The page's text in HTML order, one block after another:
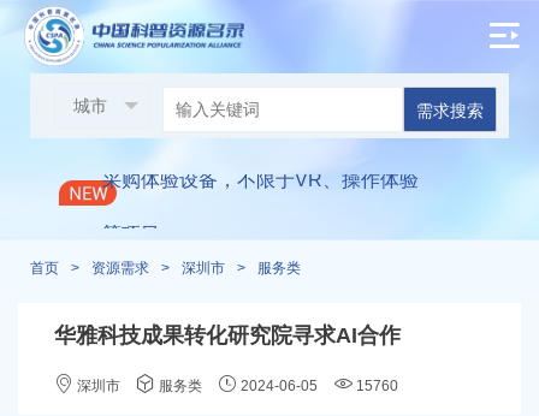
需求搜索
邀请各单位参与现场展示：2024光明区
采购体验设备，不限于VR、操作体验
等项目
朝鲜元山葛马特区寻求医用手环2万个
+两台无线中继器
首页 > 资源需求 > 深圳市 > 服务类
华雅科技成果转化研究院寻求AI合作
深圳市 服务类 2024-06-05 15760